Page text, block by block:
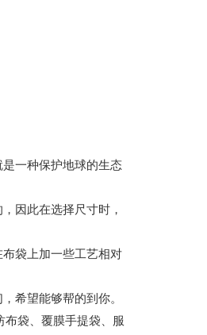
一种保护地球的生态
因此在选择尺寸时，
袋上加一些工艺相对
希望能够帮的到你。
布袋、覆膜手提袋、服